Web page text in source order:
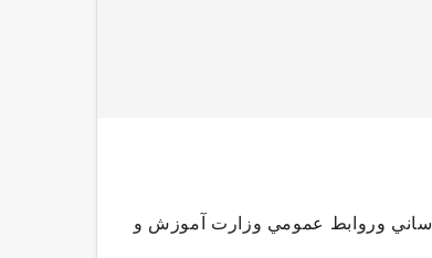
رساني وروابط عمومي وزارت آموزش و